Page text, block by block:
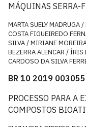
MÁQUINAS SERRA-
MARTA SUELY MADRUGA
COSTA FIGUEIREDO
SILVA / MIRIANE
BEZERRA ALENCAR /
CARDOSO DA SILVA
BR 10 2019
PROCESSO PARA A
COMPOSTOS